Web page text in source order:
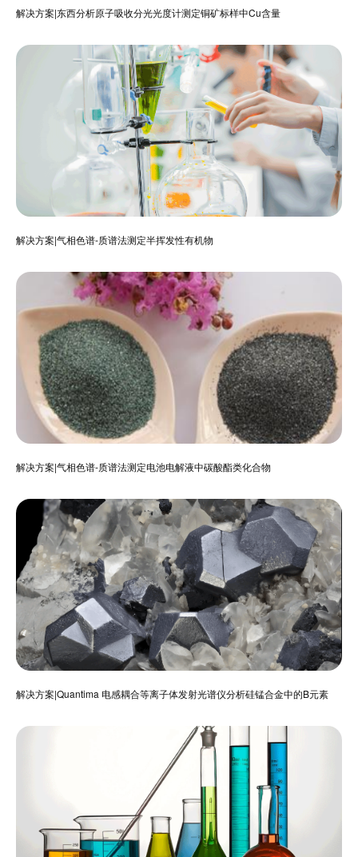
解决方案|东西分析原子吸收分光光度计测定铜矿标样中Cu含量
解决方案|气相色谱-质谱法测定半挥发性有机物
解决方案|气相色谱-质谱法测定电池电解液中碳酸酯类化合物
解决方案|Quantima 电感耦合等离子体发射光谱仪分析硅锰合金中的B元素